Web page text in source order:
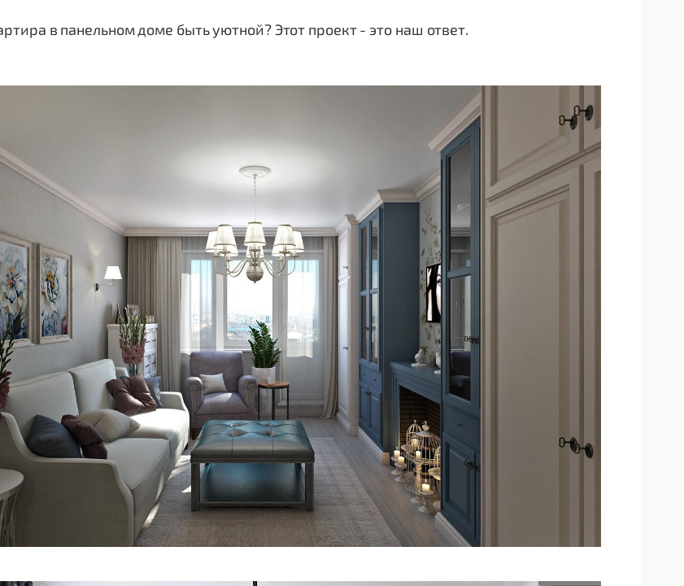
в панельном доме быть уютной? Этот проект - это наш ответ.